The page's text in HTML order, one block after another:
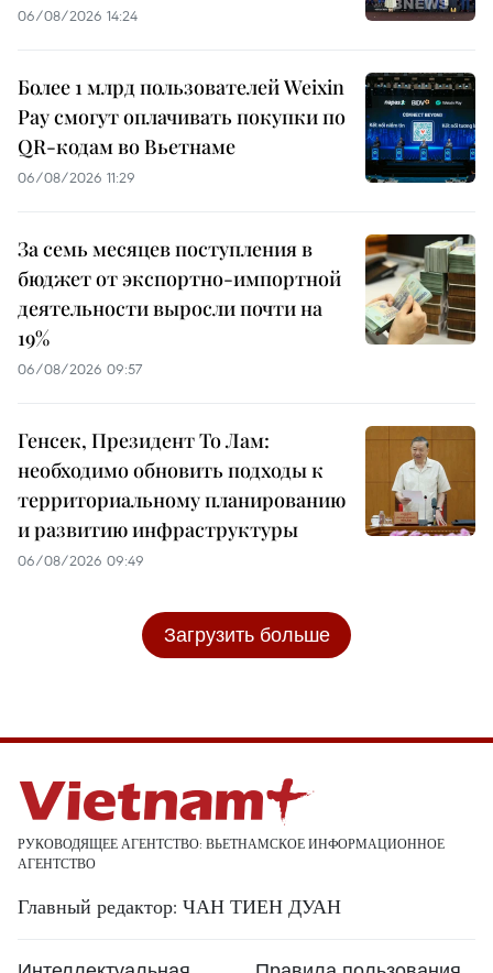
06/08/2026 14:24
Более 1 млрд пользователей Weixin
Pay смогут оплачивать покупки по
QR-кодам во Вьетнаме
06/08/2026 11:29
За семь месяцев поступления в
бюджет от экспортно-импортной
деятельности выросли почти на
19%
06/08/2026 09:57
Генсек, Президент То Лам:
необходимо обновить подходы к
территориальному планированию
и развитию инфраструктуры
06/08/2026 09:49
Загрузить больше
РУКОВОДЯЩЕЕ АГЕНТСТВО: ВЬЕТНАМСКОЕ ИНФОРМАЦИОННОЕ
АГЕНТСТВО
Главный редактор: ЧАН ТИЕН ДУАН